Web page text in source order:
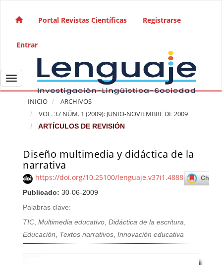
Navegación principal
Barra lateral
Portal Revistas Científicas Registrarse
Entrar
Toggle navigation
INICIO
ARCHIVOS
VOL. 37 NÚM. 1 (2009): JUNIO-NOVIEMBRE DE 2009
ARTÍCULOS DE REVISIÓN
Diseño multimedia y didáctica de la
narrativa
https://doi.org/10.25100/lenguaje.v37i1.4888
Publicado: 30-06-2009
Palabras clave:
TIC,Multimedia educativo,Didáctica de la escritura,
Educación, Textos narrativos,Innovación educativa
Barra lateral del artículo